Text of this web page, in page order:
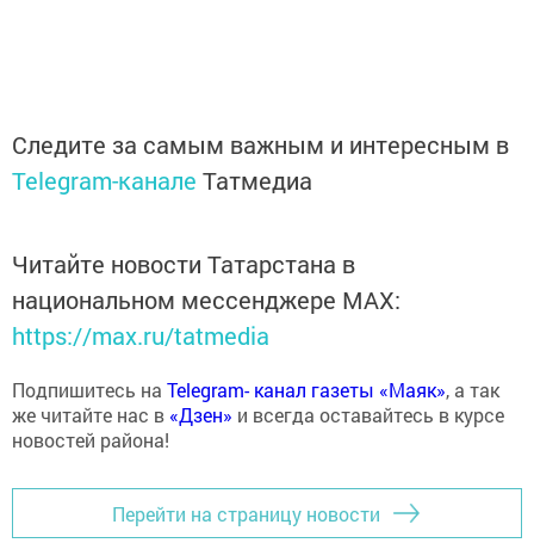
Следите за самым важным и интересным в
Telegram-канале Татмедиа
Читайте новости Татарстана в
национальном мессенджере MАХ:
https://max.ru/tatmedia
Подпишитесь на Telegram- канал газеты «Маяк», а так
же читайте нас в «Дзен» и всегда оставайтесь в курсе
новостей района!
Перейти на страницу новости